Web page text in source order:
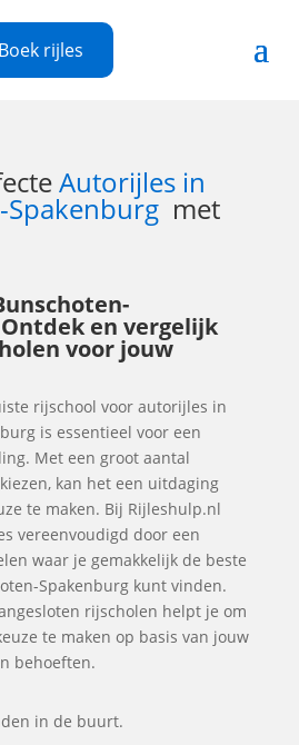
Boek rijles
Autorijles in
met
en vergelijk
voor jouw
rijschool voor autorijles in
is essentieel voor een
Met een groot aantal
kan het een uitdaging
te maken. Bij Rijleshulp.nl
vereenvoudigd door een
waar je gemakkelijk de beste
Spakenburg kunt vinden.
rijscholen helpt je om
te maken op basis van jouw
behoeften.
in de buurt.